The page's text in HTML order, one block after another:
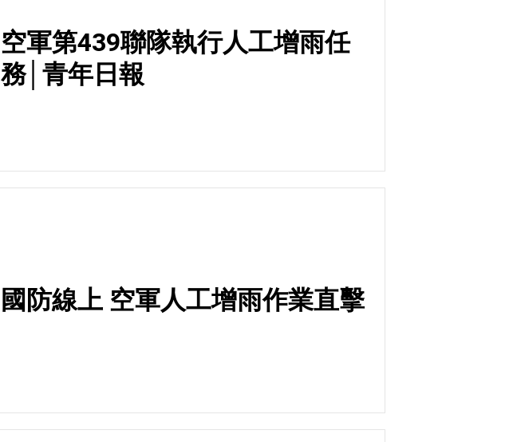
空軍第439聯隊執行人工增雨任
務│青年日報
國防線上 空軍人工增雨作業直擊